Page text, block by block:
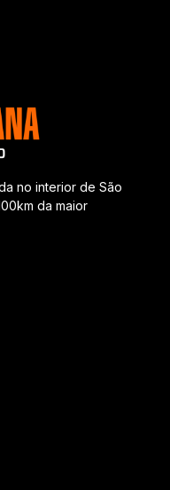
no interior de São
da maior